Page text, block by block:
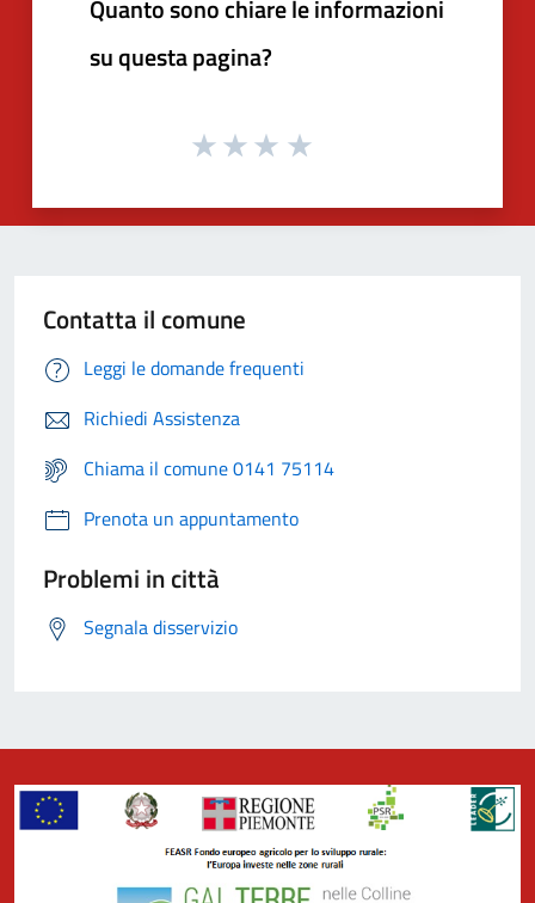
Quanto sono chiare le informazioni
su questa pagina?
Contatta il comune
Leggi le domande frequenti
Richiedi Assistenza
Chiama il comune 0141 75114
Prenota un appuntamento
Problemi in città
Segnala disservizio